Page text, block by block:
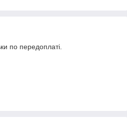
по передоплаті.